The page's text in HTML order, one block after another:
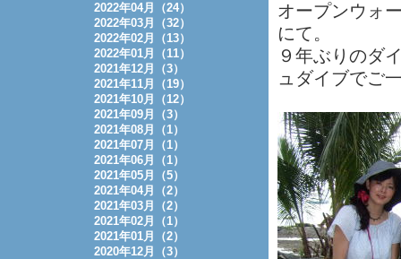
オープンウォ
にて。
９年ぶりのダ
ュダイブでご
2022年04月（24）
2022年03月（32）
2022年02月（13）
2022年01月（11）
2021年12月（3）
2021年11月（19）
2021年10月（12）
2021年09月（3）
2021年08月（1）
2021年07月（1）
2021年06月（1）
2021年05月（5）
2021年04月（2）
2021年03月（2）
2021年02月（1）
2021年01月（2）
2020年12月（3）